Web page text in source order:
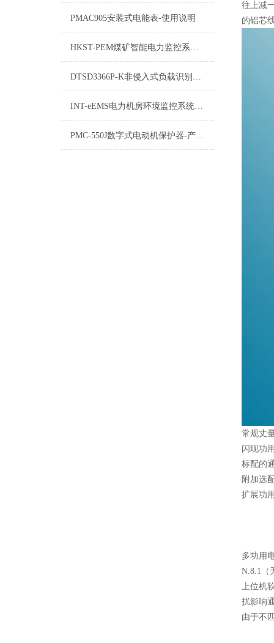
PMAC905安装式电能表-使用说明
HKST-PEM煤矿智能电力监控系统：智能化矿山建设的“电力大脑”
DTSD3366P-K非侵入式负载识别电表DTSD3366P-K参数
INT-eEMS电力机房环境监控系统：保障电力稳定供应的“隐形守护者”
PMC-550J数字式电动机保护器-产品概述
往上减
的铝芯
常规丈
闪现功
标配的
附加选
扩展功
多功用
N.8.1（
上位机
扰影响
由于不